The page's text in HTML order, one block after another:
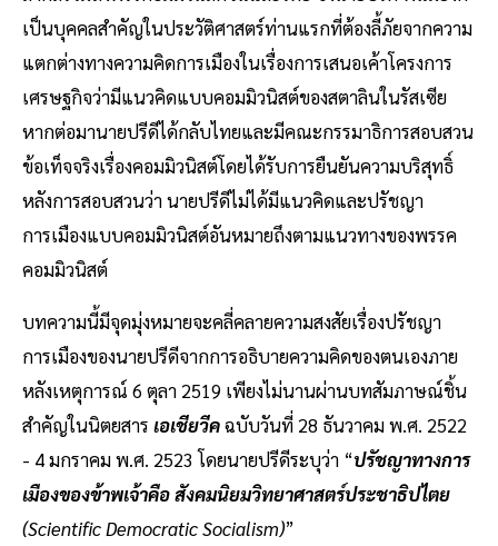
เป็นบุคคลสำคัญในประวัติศาสตร์ท่านแรกที่ต้องลี้ภัยจากความ
แตกต่างทางความคิดการเมืองในเรื่องการเสนอเค้าโครงการ
เศรษฐกิจว่ามีแนวคิดแบบคอมมิวนิสต์ของสตาลินในรัสเซีย
หากต่อมานายปรีดีได้กลับไทยและมีคณะกรรมาธิการสอบสวน
ข้อเท็จจริงเรื่องคอมมิวนิสต์โดยได้รับการยืนยันความบริสุทธิ์
หลังการสอบสวนว่า นายปรีดีไม่ได้มีแนวคิดและปรัชญา
การเมืองแบบคอมมิวนิสต์อันหมายถึงตามแนวทางของพรรค
คอมมิวนิสต์
บทความนี้มีจุดมุ่งหมายจะคลี่คลายความสงสัยเรื่องปรัชญา
การเมืองของนายปรีดีจากการอธิบายความคิดของตนเองภาย
หลังเหตุการณ์ 6 ตุลา 2519 เพียงไม่นานผ่านบทสัมภาษณ์ชิ้น
สำคัญในนิตยสาร เอเชียวีคฉบับวันที่ 28 ธันวาคม พ.ศ. 2522
- 4 มกราคม พ.ศ. 2523 โดยนายปรีดีระบุว่า “ปรัชญาทางการ
เมืองของข้าพเจ้าคือ สังคมนิยมวิทยาศาสตร์ประชาธิปไตย
(Scientific Democratic Socialism)”